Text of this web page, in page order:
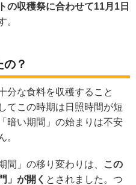
の収穫祭に合わせて11月1日
。
？
分な食料を収穫すること
てこの時期は日照時間が短
暗い期間」の始まりは不安
。
間」の移り変わりは、
この
」が開く とされました。つ